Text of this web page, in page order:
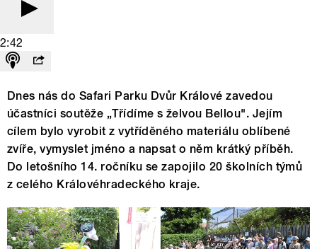
2:42
Dnes nás do Safari Parku Dvůr Králové zavedou
účastníci soutěže „Třídíme s želvou Bellou". Jejím
cílem bylo vyrobit z vytříděného materiálu oblíbené
zvíře, vymyslet jméno a napsat o něm krátký příběh.
Do letošního 14. ročníku se zapojilo 20 školních týmů
z celého Královéhradeckého kraje.